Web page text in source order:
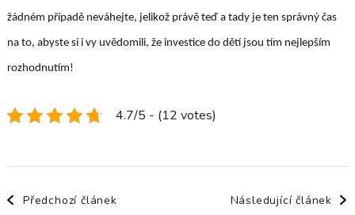
žádném případě neváhejte, jelikož právě teď a tady je ten správný čas
na to, abyste si i vy uvědomili, že investice do dětí jsou tím nejlepším
rozhodnutím!
4.7/5 - (12 votes)
Navigace
Předchozí článek Následující článek